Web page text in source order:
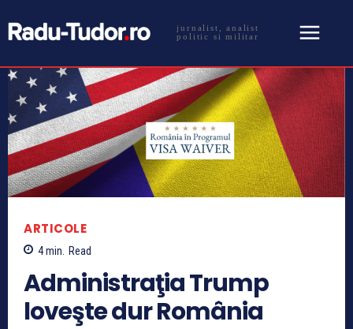
jurnalist, analist
politic si militar
ARTICOLE
4min. Read
Administraţia Trump
loveşte dur România